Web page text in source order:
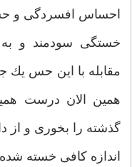
احساس افسردگی و
خستگی سودمند و به
مقابله با این حس یك
همین الان درست
گذشته را بخوری و از
اندازه كافی خسته